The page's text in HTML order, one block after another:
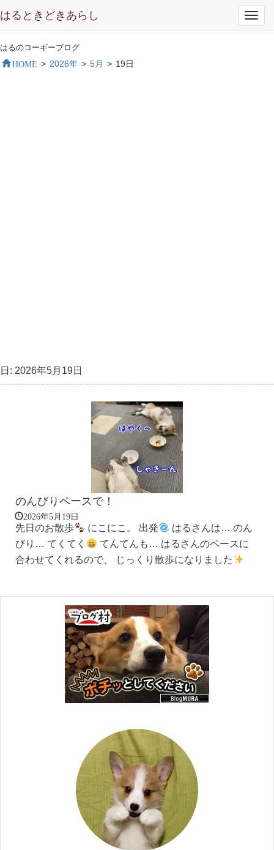
はるときどきあらし
はるのコーギーブログ
HOME > 2026年 > 5月 > 19日
日: 2026年5月19日
のんびりペースで！
2026年5月19日
先日のお散歩 にこにこ。 出発
はるさんは… のん
びり… てくてく
てんてんも… はるさんのペースに
合わせてくれるので、 じっくり散歩になりました